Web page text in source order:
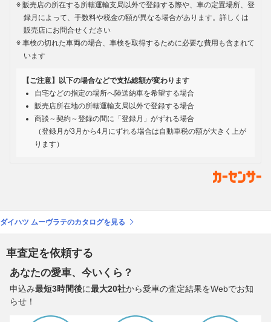
販売店の所在する所轄運輸支局以外で登録する際や、車の定置場所、登
録月によって、手数料や税金の額が異なる場合があります。詳しくは
販売店にお問合せください
車検の切れた車両の場合、車検を取得するために必要な費用も含まれて
います
【ご注意】以下の場合などで支払総額が変わります
自宅などの指定の場所へ陸送納車を希望する場合
販売店所在地の所轄運輸支局以外で登録する場合
商談～契約～登録の間に「登録月」がずれる場合
（登録月が3月から4月にずれる場合は自動車税の額が大きく上が
ります）
ダイハツ ムーヴラテのカタログを見る
車査定を依頼する
あなたの愛車、今いくら？
申込み最短3時間後に最大20社から愛車の査定結果をWebでお知
らせ！